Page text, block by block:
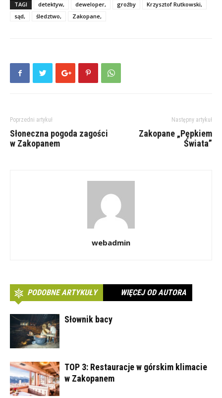
TAGI detektyw, deweloper, groźby
Krzysztof Rutkowski,
sąd,
śledztwo, Zakopane,
Poprzedni artykuł
Słoneczna pogoda zagości
w Zakopanem
Następny artykuł
Zakopane „Pępkiem
Świata”
webadmin
PODOBNE ARTYKUŁY WIĘCEJ OD AUTORA
Słownik bacy
TOP 3: Restauracje w górskim klimacie
w Zakopanem